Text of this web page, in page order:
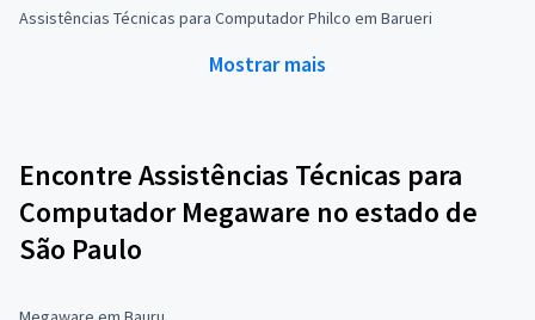
Assistências Técnicas para Computador Philco em Barueri
Mostrar mais
Encontre Assistências Técnicas para
Computador Megaware no estado de
São Paulo